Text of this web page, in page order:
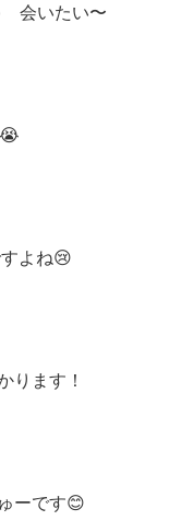
会いたい〜
よね😢
ります！
ーです😊